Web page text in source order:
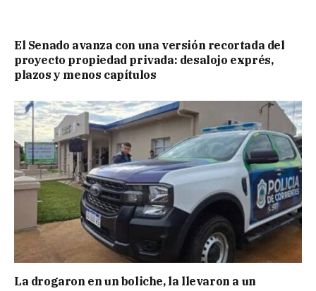
El Senado avanza con una versión recortada del
proyecto propiedad privada: desalojo exprés,
plazos y menos capítulos
La drogaron en un boliche, la llevaron a un